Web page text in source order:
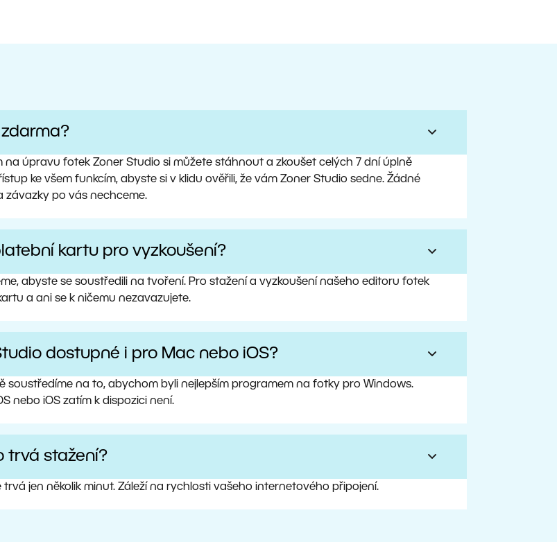
na úpravu fotek Zoner Studio si můžete stáhnout a zkoušet celých 7 dní úplně
ke všem funkcím, abyste si v klidu ověřili, že vám Zoner Studio sedne. Žádné
závazky po vás nechceme.
kartu pro vyzkoušení?
abyste se soustředili na tvoření. Pro stažení a vyzkoušení našeho editoru fotek
a ani se k ničemu nezavazujete.
dostupné i pro Mac nebo iOS?
soustředíme na to, abychom byli nejlepším programem na fotky pro Windows.
nebo iOS zatím k dispozici není.
trvá stažení?
trvá jen několik minut. Záleží na rychlosti vašeho internetového připojení.